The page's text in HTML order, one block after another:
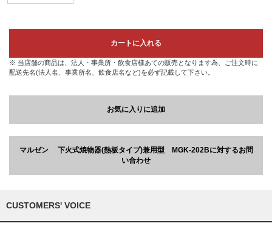
カートに入れる
※ 当店舗の商品は、法人・事業所・飲食店様あての販売となります為、ご注文時に
配送先名(法人名、事業所名、飲食店名など)を必ず記載して下さい。
お気に入りに追加
マルゼン 下火式焼物器(熱板タイプ)兼用型 MGK-202Bに対するお問
い合わせ
CUSTOMERS' VOICE